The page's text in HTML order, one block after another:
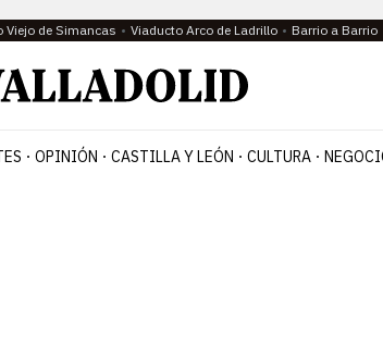
Viejo de Simancas Viaducto Arco de Ladrillo Barrio a Barrio
OPINIÓN CASTILLA Y LEÓN CULTURA